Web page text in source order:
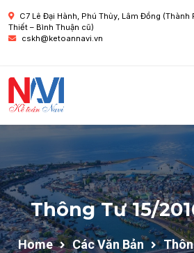
C7 Lê Đại Hành, Phú Thủy, Lâm Đồng (Thành
Thiết – Bình Thuận cũ)
cskh@ketoannavi.vn
Thông Tư 15/
Home Các Văn Bản